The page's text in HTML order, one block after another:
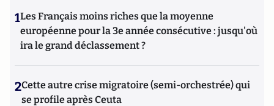
1Les Français moins riches que la moyenne
européenne pour la 3e année consécutive : jusqu'où
ira le grand déclassement ?
2Cette autre crise migratoire (semi-orchestrée) qui
se profile après Ceuta